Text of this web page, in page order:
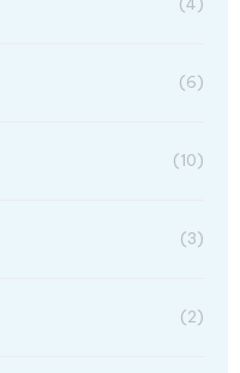
(6)
(10)
(3)
(2)